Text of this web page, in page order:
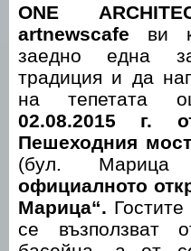
ONE
artnewscafe ви
заедно една
традиция и да
на тепетата
02.08.2015 г.
Пешеходния
(бул.
официалното
Марица“.
се